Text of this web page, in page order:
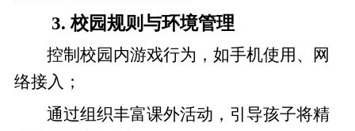
3. 校园规则与环境管理
控制校园内游戏行为，如手机使用、网
络接入；
通过组织丰富课外活动，引导孩子将精